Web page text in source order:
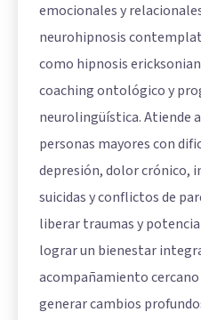
emocionales y
neurohipnosis
como hipnosis
coaching ontológico y
neurolingüística. Atiende
personas mayores con
depresión, dolor crónico,
suicidas y conflictos de
liberar traumas y
lograr un bienestar
acompañamiento
generar cambios